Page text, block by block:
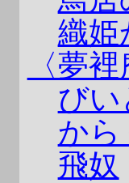
織姫
〈夢
びい
から
飛奴